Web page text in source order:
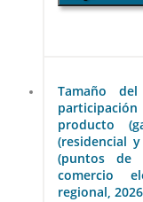
Tamaño
producto
(residencial
(puntos de
comercio
regional,